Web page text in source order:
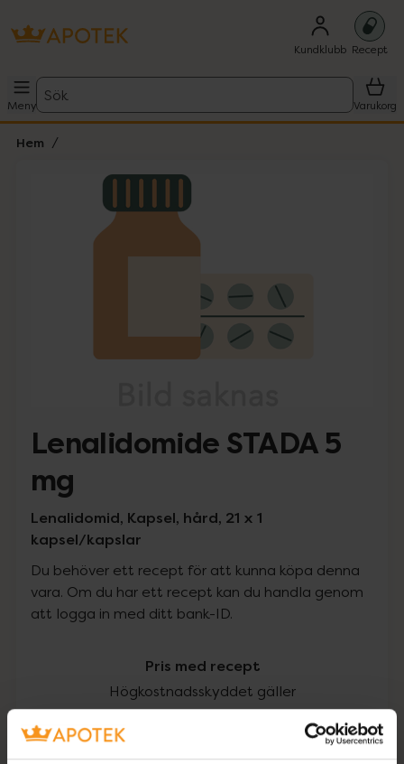
Kundklubb Recept
Meny
Sök
Varukorg
Hem
Lista: . Innehåller 1 objekt.
Lenalidomide STADA 5
mg
Lenalidomid, Kapsel, hård, 21 x 1
kapsel/kapslar
Du behöver ett recept för att kunna köpa denna
vara. Om du har ett recept kan du handla genom
att logga in med ditt bank-ID.
Pris med recept
Högkostnadsskyddet gäller
253,87 kr